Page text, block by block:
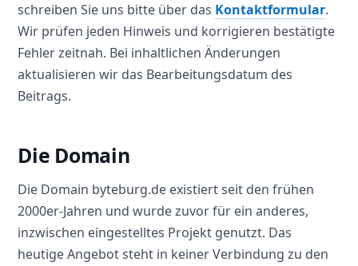
schreiben Sie uns bitte über das Kontaktformular.
Wir prüfen jeden Hinweis und korrigieren bestätigte
Fehler zeitnah. Bei inhaltlichen Änderungen
aktualisieren wir das Bearbeitungsdatum des
Beitrags.
Die Domain
Die Domain byteburg.de existiert seit den frühen
2000er-Jahren und wurde zuvor für ein anderes,
inzwischen eingestelltes Projekt genutzt. Das
heutige Angebot steht in keiner Verbindung zu den